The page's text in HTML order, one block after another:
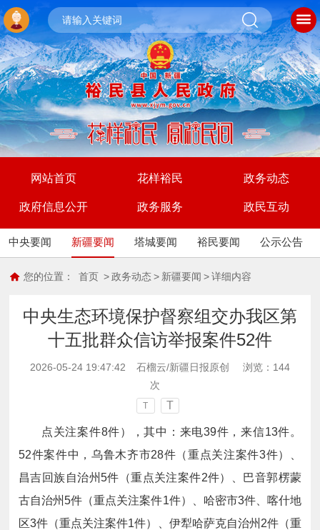
网站首页 花样裕民 政务动态
政府信息公开 政务服务 政民互动
中央要闻 新疆要闻 塔城要闻 裕民要闻 公示公告
您的位置： 首页 > 政务动态 > 新疆要闻 > 详细内容
中央生态环境保护督察组交办我区第
十五批群众信访举报案件52件
2026-05-24 19:47:42 石榴云/新疆日报原创 浏览： 144
次
T T
点关注案件8件），其中：来电39件，来信13件。
52件案件中，乌鲁木齐市28件（重点关注案件3件）、
昌吉回族自治州5件（重点关注案件2件）、巴音郭楞蒙
古自治州5件（重点关注案件1件）、哈密市3件、喀什地
区3件（重点关注案件1件）、伊犁哈萨克自治州2件（重